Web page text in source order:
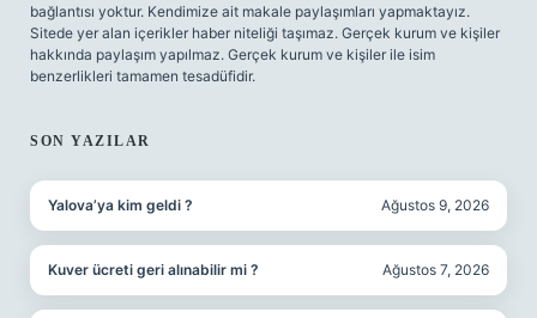
bağlantısı yoktur. Kendimize ait makale paylaşımları yapmaktayız.
Sitede yer alan içerikler haber niteliği taşımaz. Gerçek kurum ve kişiler
hakkında paylaşım yapılmaz. Gerçek kurum ve kişiler ile isim
benzerlikleri tamamen tesadüfidir.
SON YAZILAR
Yalova’ya kim geldi ? Ağustos 9, 2026
Kuver ücreti geri alınabilir mi ? Ağustos 7, 2026